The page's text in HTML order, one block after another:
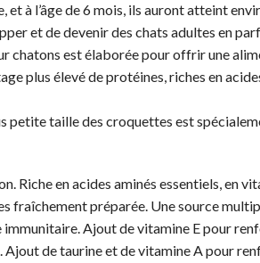
et à l’âge de 6 mois, ils auront atteint
et de devenir des chats adultes en
est élaborée pour offrir une
plus élevé de protéines, riches en
petite taille des croquettes est
Riche en acides aminés essentiels, en
fraîchement préparée. Une source
immunitaire. Ajout de vitamine E pour
Ajout de taurine et de vitamine A pour